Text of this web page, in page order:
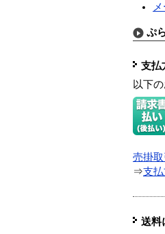
ぷ
支払
以下
売掛
⇒支
送料